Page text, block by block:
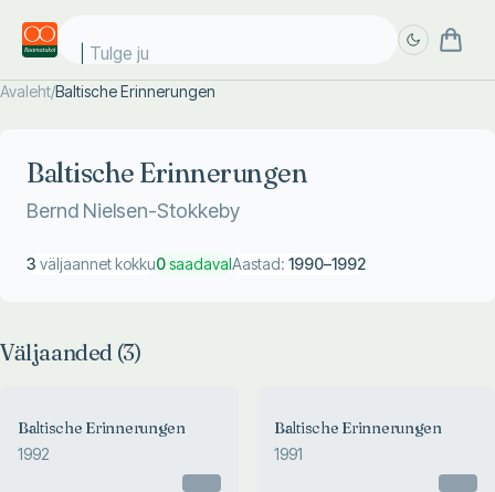
Tulge jub
Avaleht/Baltische Erinnerungen
Baltische Erinnerungen
Bernd Nielsen-Stokkeby
3 väljaannet kokku0saadavalAastad: 1990–1992
Väljaanded (3)
Baltische Erinnerungen
1992
Baltische Erinnerungen
1991